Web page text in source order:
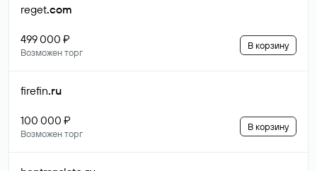
reget.com
499 000 ₽
Возможен торг
В корзину
firefin.ru
100 000 ₽
Возможен торг
В корзину